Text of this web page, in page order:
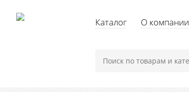
Каталог О компании